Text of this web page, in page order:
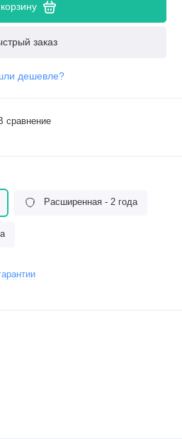
заказ
дешевле?
сравнение
Расширенная - 2 года